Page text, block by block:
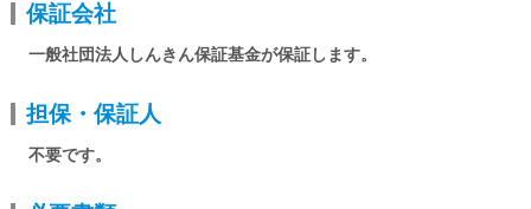
保証会社
一般社団法人しんきん保証基金が保証します。
担保・保証人
不要です。